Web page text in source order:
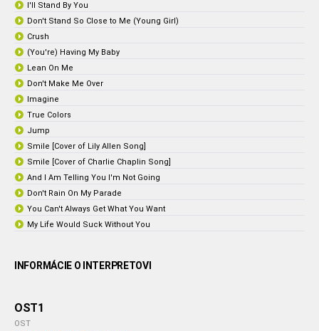
I'll Stand By You
Don't Stand So Close to Me (Young Girl)
Crush
(You're) Having My Baby
Lean On Me
Don't Make Me Over
Imagine
True Colors
Jump
Smile [Cover of Lily Allen Song]
Smile [Cover of Charlie Chaplin Song]
And I Am Telling You I'm Not Going
Don't Rain On My Parade
You Can't Always Get What You Want
My Life Would Suck Without You
INFORMÁCIE O INTERPRETOVI
OST1
OST